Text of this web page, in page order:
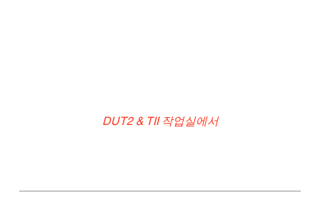
DUT2 & TII 작업실에서